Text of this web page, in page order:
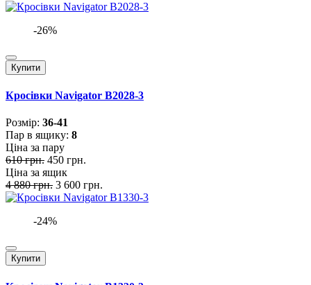
-26%
Купити
Кросівки Navigator B2028-3
Розмiр: 36-41
Пар в ящику: 8
Ціна за пару
610 грн. 450 грн.
Ціна за ящик
4 880 грн. 3 600 грн.
-24%
Купити